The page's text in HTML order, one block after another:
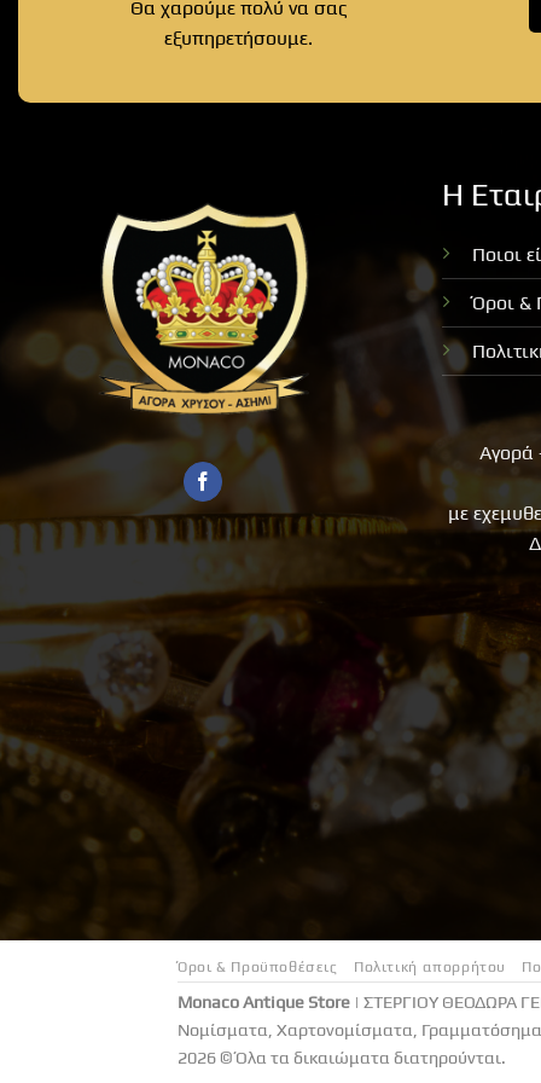
Θα χαρούμε πολύ να σας
εξυπηρετήσουμε.
Η
Ποιοι
Όροι &
Αγορά
με
Όροι & Προϋποθέσεις Πολιτική απορρήτου
Monaco Antique Store | ΣΤΕΡΓΙΟΥ ΘΕΟΔΩΡΑ
Νομίσματα, Χαρτονομίσματα,
2026 © Όλα τα δικαιώματα διατηρούνται.